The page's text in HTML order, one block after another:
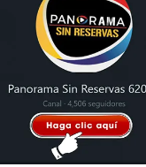
Portugal apunta a
del torneo que
Unidos y Canadá.
en: